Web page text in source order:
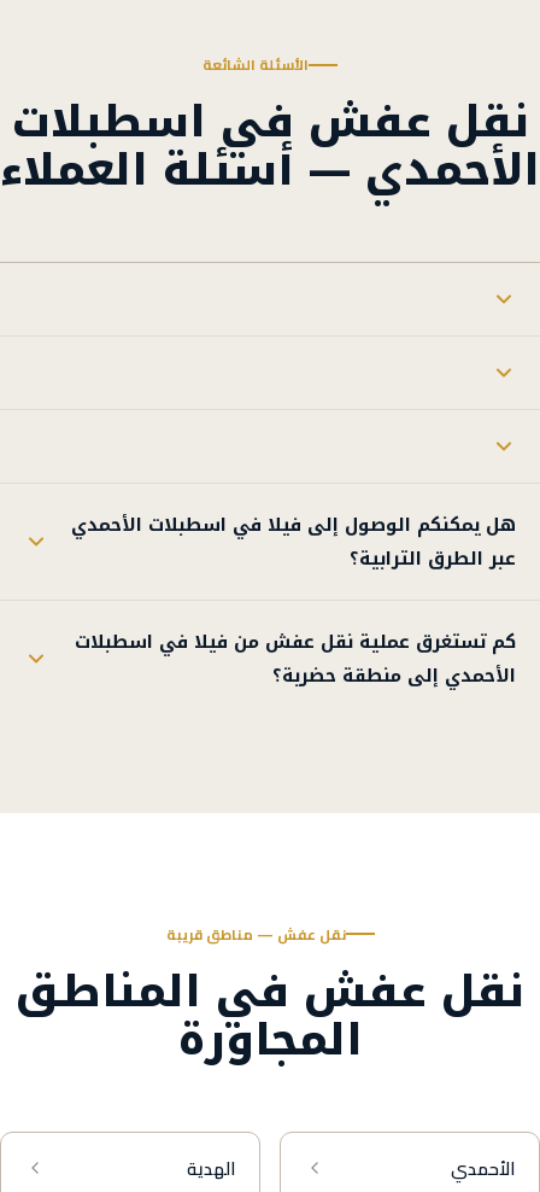
الأسئلة الشائعة
نقل عفش في اسطبلات
الأحمدي — أسئلة العملاء
هل يمكنكم الوصول إلى فيلا في اسطبلات الأحمدي
عبر الطرق الترابية؟
كم تستغرق عملية نقل عفش من فيلا في اسطبلات
الأحمدي إلى منطقة حضرية؟
نقل عفش — مناطق قريبة
نقل عفش في المناطق
المجاورة
الأحمدي الهدية